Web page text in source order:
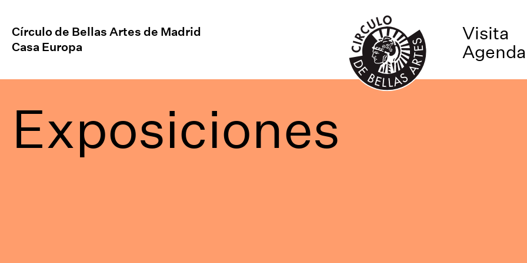
Círculo de Bellas Artes de Madrid
Casa Europa
Visita
Agenda
Exposiciones